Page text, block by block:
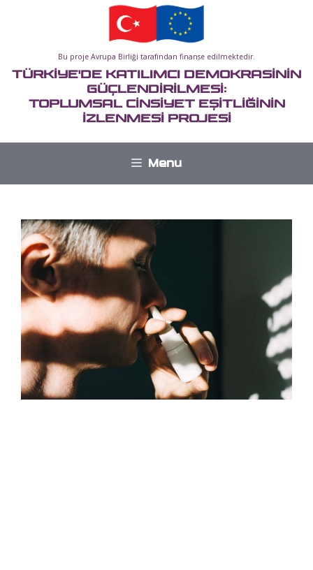
Bu proje Avrupa Birliği tarafından finanse edilmektedir.
TÜRKİYE'DE KATILIMCI DEMOKRASİNİN
GÜÇLENDİRİLMESİ:
TOPLUMSAL CİNSİYET EŞİTLİĞİNİN
İZLENMESİ PROJESİ
Menu